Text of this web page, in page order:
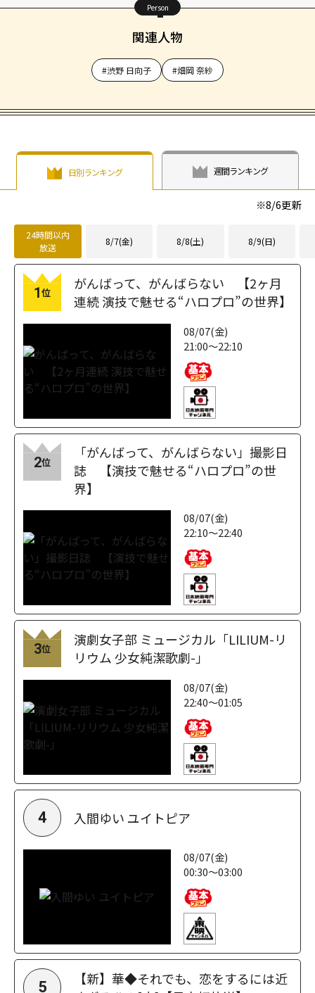
Person
関連人物
#渋野 日向子 #畑岡 奈紗
日別ランキング 週間ランキング
※8/6更新
24時間以内
放送
8/7(金) 8/8(土) 8/9(日)
1位
がんばって、がんばらない 【2ヶ月
連続 演技で魅せる“ハロプロ”の世界】
08/07(金)
21:00～22:10
2位
「がんばって、がんばらない」撮影日
誌 【演技で魅せる“ハロプロ”の世
界】
08/07(金)
22:10～22:40
3位
演劇女子部 ミュージカル「LILIUM-リ
リウム 少女純潔歌劇-」
08/07(金)
22:40～01:05
4 入間ゆい ユイトピア
08/07(金)
00:30～03:00
5
【新】華◆それでも、恋をするには近